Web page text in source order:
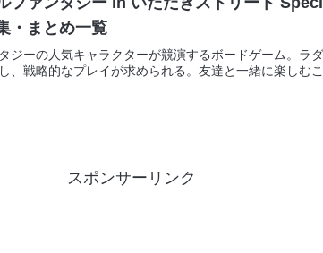
・まとめ一覧
ジーの人気キャラクターが競演するボードゲーム。ラ
、戦略的なプレイが求められる。友達と一緒に楽しむ
スポンサーリンク